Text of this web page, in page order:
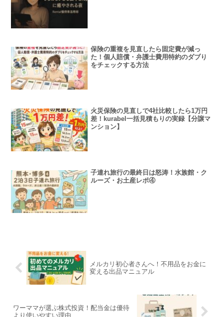
保険の重複を見直したら固定費が減っ
た！個人賠償・弁護士費用特約のダブり
をチェックする方法
火災保険の見直しで4社比較したら1万円
差！kurabel一括見積もりの実録【分譲マ
ンション】
子連れ旅行の最終日は怒涛！水族館・ク
ルーズ・お土産レポ④
メルカリ初心者さんへ！不用品をお金に
変える出品マニュアル
ワーママが選ぶ株式投資！配当金は優待
より使いやすい理由